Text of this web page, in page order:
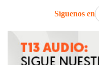
Síguenos en